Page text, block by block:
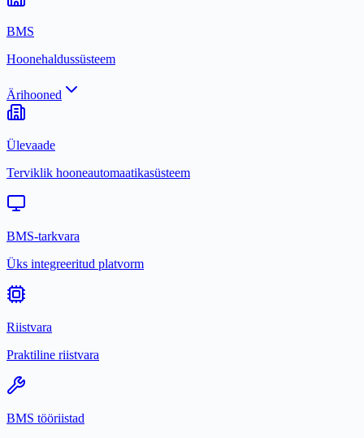
BMS
Hoonehaldussüsteem
Ärihooned
Ülevaade
Terviklik hooneautomaatikasüsteem
BMS-tarkvara
Üks integreeritud platvorm
Riistvara
Praktiline riistvara
BMS tööriistad